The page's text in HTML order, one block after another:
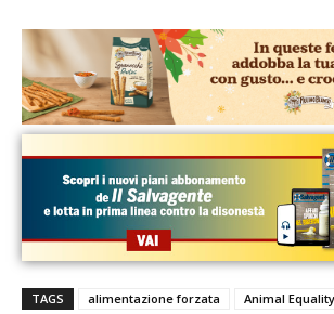
TAGS alimentazione forzata Animal Equality